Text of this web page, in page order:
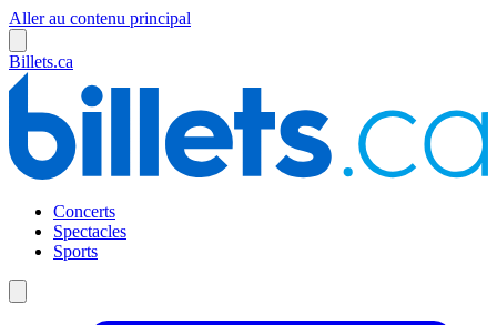
Aller au contenu principal
Billets.ca
Concerts
Spectacles
Sports